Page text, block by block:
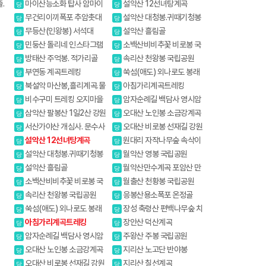
.
당 마이산능소화 탑사 암마이
봉
당 무건리이끼폭포 추암촛대
바위
당 무등산(인왕봉) 서석대
당 민둥산 돌리네 인스타그램
핫플레이스
당 방태산 주억봉. 적가리골
당 부연동 계곡트레킹
당 북설악 마산봉,흘리계곡.물
굽이계곡
당 비수구미 트레킹 오지마을
당 삼악산 팔봉산 1일2산 강원
20대명산
당 서산가야산 개심사. 문수사
배롱나무
당 설악산 12선녀탕계곡
당 설악산 대청봉.귀때기청봉
진달래.흘림골 강원20대명산
당 설악산 흘림골
당 소백산비비추꽃 비로봉 국
망봉 야생화
당 속리산 천왕봉 국립공원
당 쑥섬(애도) 외나로도 봉래
산
당 아침가리계곡트레킹
당 암자순례길 백담사 영시암
오세암 내설악
당 오대산 노인봉 소금강계곡
당 오대산 비로봉 선재길 강원
당 설악산 12선녀탕계곡
당 설악산 대청봉.귀때기청봉
진달래.흘림골 강원20대명산
당 설악산 흘림골
당 소백산비비추꽃 비로봉 국
망봉 야생화
당 속리산 천왕봉 국립공원
당 쑥섬(애도) 외나로도 봉래
산
당 아침가리계곡트레킹
당 암자순례길 백담사 영시암
오세암 내설악
당 오대산 노인봉 소금강계곡
당 오대산 비로봉 선재길 강원
20대명산
당 원대리 자작나무숲 속삭이
는 자작나무 숲
당 월악산 영봉 국립공원
당 월악산만수계곡 포암산 만
수봉
당 월출산 천황봉 국립공원
당 응봉산용소폭포 온정골
당 장성 축령산 편백나무숲 치
유의길
당 장안산 덕산계곡
당 주왕산 주봉 국립공원
당 지리산 노고단 반야봉
당 지리산 칠선계곡